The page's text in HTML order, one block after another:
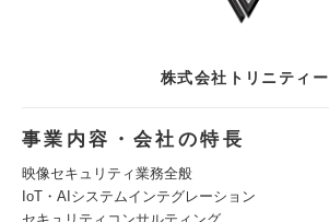
株式会社トリニティー
事業内容・会社の特長
映像セキュリティ業務全般
IoT・AIシステムインテグレーション